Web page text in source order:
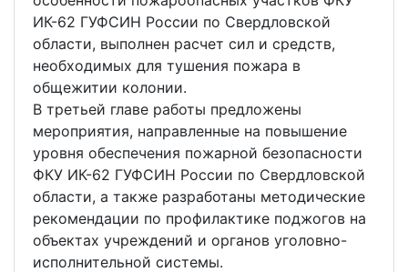
ИК-62 ГУФСИН России по Свердловской
области, выполнен расчет сил и средств,
необходимых для тушения пожара в
общежитии колонии.
В третьей главе работы предложены
мероприятия, направленные на повышение
уровня обеспечения пожарной безопасности
ФКУ ИК-62 ГУФСИН России по Свердловской
области, а также разработаны методические
рекомендации по профилактике поджогов на
объектах учреждений и органов уголовно-
исполнительной системы.